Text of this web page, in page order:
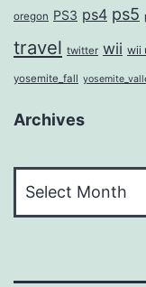
oregon PS3 ps4 ps5
travel twitter wii wii
yosemite_fall
Archives